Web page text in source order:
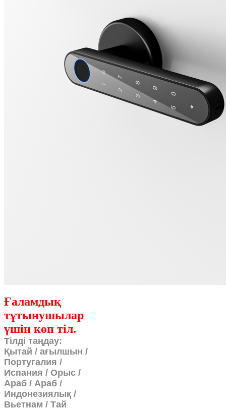
Ғаламдық
тұтынушылар
үшін көп тіл.
Тілді таңдау:
Қытай / ағылшын /
Португалия /
Испания / Орыс /
Араб / Араб /
Индонезиялық /
Вьетнам / Тай